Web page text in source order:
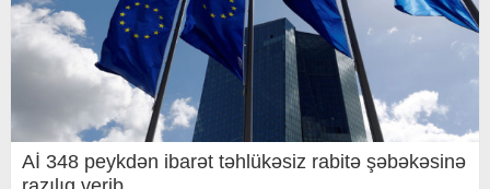
Aİ 348 peykdən ibarət təhlükəsiz rabitə şəbəkəsinə